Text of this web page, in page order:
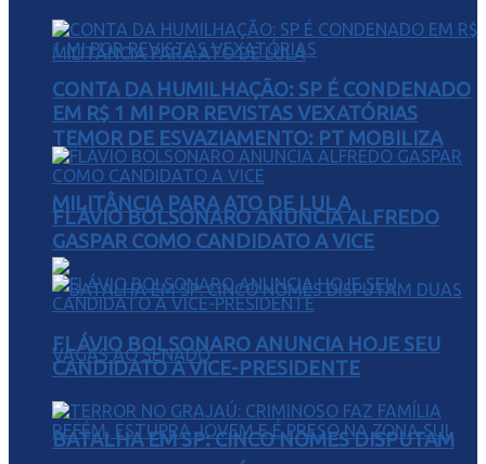
TEMOR DE ESVAZIAMENTO: PT MOBILIZA
MILITÂNCIA PARA ATO DE LULA
BATALHA EM SP: CINCO NOMES DISPUTAM
CONTA DA HUMILHAÇÃO: SP É CONDENADO
EM R$ 1 MI POR REVISTAS VEXATÓRIAS
FLÁVIO BOLSONARO ANUNCIA ALFREDO
GASPAR COMO CANDIDATO A VICE
FLÁVIO BOLSONARO ANUNCIA HOJE SEU
CANDIDATO A VICE-PRESIDENTE